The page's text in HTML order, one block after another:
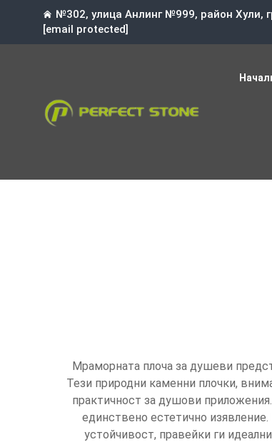
№302, улица Анлинг №999, район Хули,
[email protected]
Мраморната плоча за душеви
Тези природни каменни плочки,
практичност за душови
единствено естетично
устойчивост, правейки ги